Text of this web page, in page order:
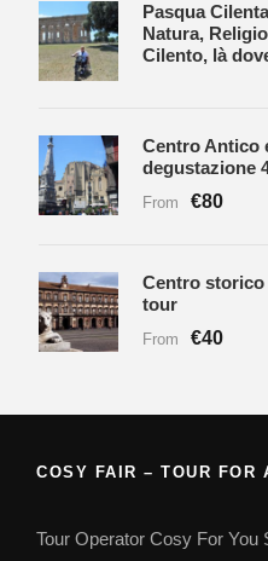
Pasqua
Natura,
Cilento, là
Centro Antico
degustazione
From €80
Centro
tour
From €40
COSY FAIR – TOUR FOR
Tour Operator Cosy For You